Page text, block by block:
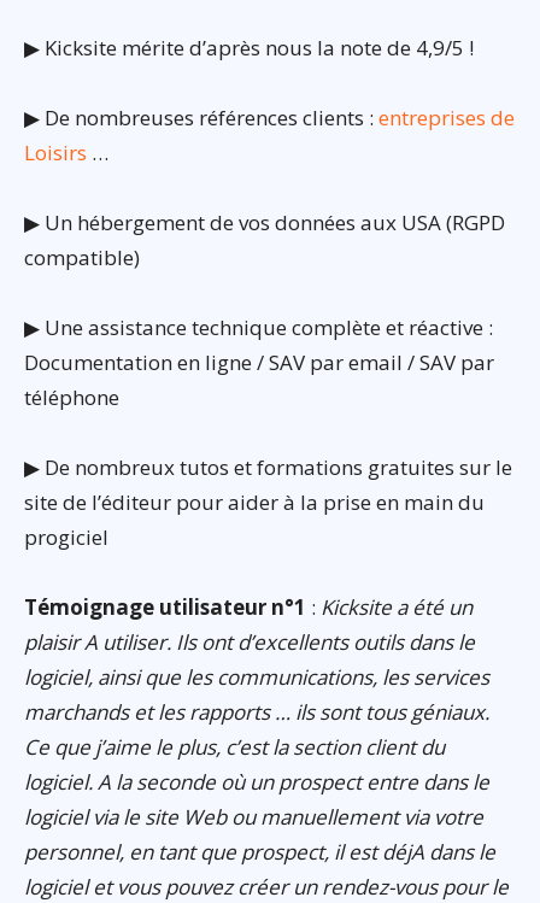
▶ Kicksite mérite d’après nous la note de 4,9/5 !
▶ De nombreuses références clients : entreprises de
Loisirs …
▶ Un hébergement de vos données aux USA (RGPD
compatible)
▶ Une assistance technique complète et réactive :
Documentation en ligne / SAV par email / SAV par
téléphone
▶ De nombreux tutos et formations gratuites sur le
site de l’éditeur pour aider à la prise en main du
progiciel
Témoignage utilisateur n°1 : Kicksite a été un
plaisir A utiliser. Ils ont d’excellents outils dans le
logiciel, ainsi que les communications, les services
marchands et les rapports … ils sont tous géniaux.
Ce que j’aime le plus, c’est la section client du
logiciel. A la seconde où un prospect entre dans le
logiciel via le site Web ou manuellement via votre
personnel, en tant que prospect, il est déjA dans le
logiciel et vous pouvez créer un rendez-vous pour le